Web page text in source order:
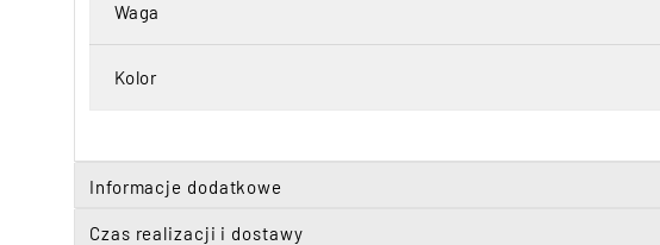
Waga
Kolor
Informacje dodatkowe
Czas realizacji i dostawy